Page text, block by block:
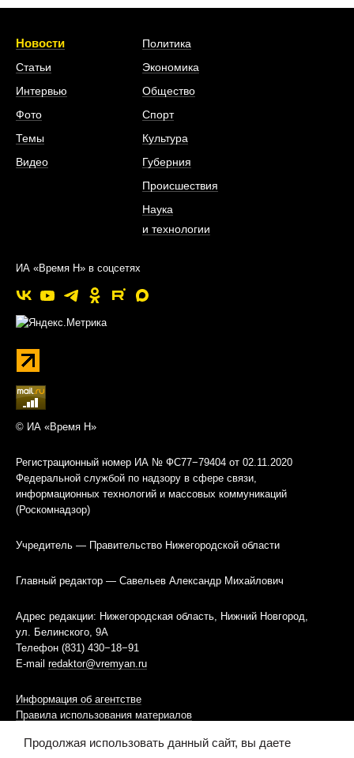
Новости
Статьи
Интервью
Фото
Темы
Видео
Политика
Экономика
Общество
Спорт
Культура
Губерния
Происшествия
Наука
и технологии
ИА «Время Н» в соцсетях
© ИА «Время Н»
Регистрационный номер ИА № ФС77−79404 от 02.11.2020
Федеральной службой по надзору в сфере связи,
информационных технологий и массовых коммуникаций
(Роскомнадзор)
Учредитель — Правительство Нижегородской области
Главный редактор — Савельев Александр Михайлович
Адрес редакции: Нижегородская область, Нижний Новгород,
ул. Белинского, 9А
Телефон (831) 430−18−91
E-mail redaktor@vremyan.ru
Информация об агентстве
Правила использования материалов
Информационная политика использования «cookies»-файлов
Продолжая использовать данный сайт, вы даете